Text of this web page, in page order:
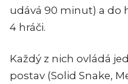
udává 90 minut) a do
4 hráči.
Každý z nich ovládá
postav (Solid Snake,